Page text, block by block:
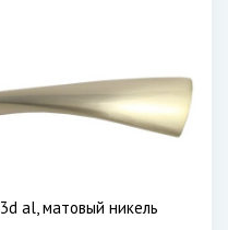
al, матовый никель